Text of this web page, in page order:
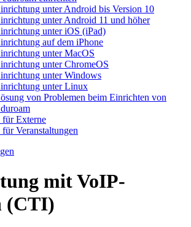
unter Android bis Version 10
unter Android 11 und höher
unter iOS (iPad)
auf dem iPhone
unter MacOS
unter ChromeOS
unter Windows
unter Linux
von Problemen beim Einrichten von
Externe
Veranstaltungen
mit VoIP-
(CTI)